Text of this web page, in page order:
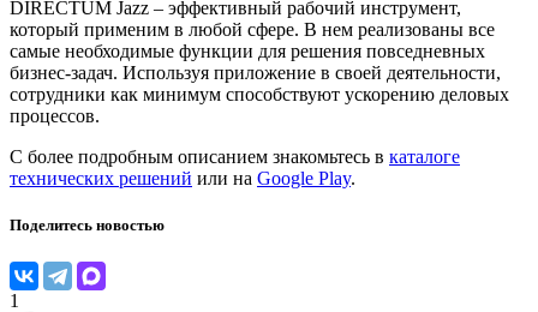
DIRECTUM Jazz – эффективный рабочий инструмент,
который применим в любой сфере. В нем реализованы все
самые необходимые функции для решения повседневных
бизнес-задач. Используя приложение в своей деятельности,
сотрудники как минимум способствуют ускорению деловых
процессов.
С более подробным описанием знакомьтесь в каталоге
технических решений или на Google Play.
Поделитесь новостью
1